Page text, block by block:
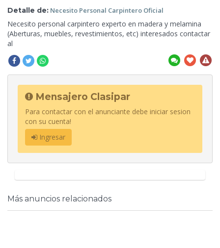
Detalle de: Necesito Personal Carpintero Oficial
Necesito personal carpintero experto en madera y melamina
(Aberturas, muebles, revestimientos, etc) interesados contactar
al
Mensajero Clasipar
Para contactar con el anunciante debe iniciar sesion
con su cuenta!
Ingresar
Más anuncios relacionados